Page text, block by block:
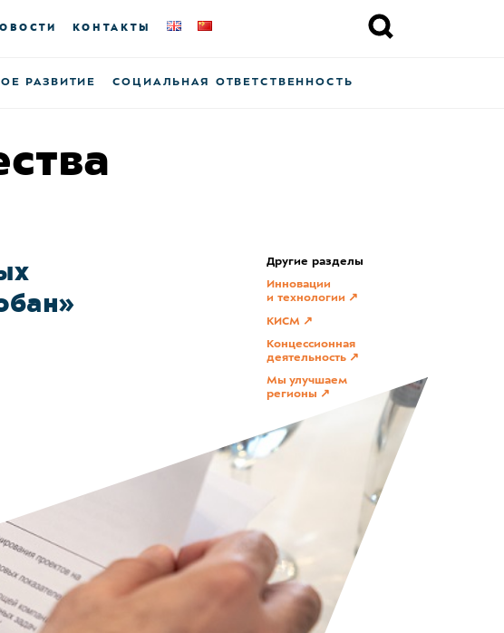
КОНТАКТЫ
РАЗВИТИЕ СОЦИАЛЬНАЯ ОТВЕТСТВЕННОСТЬ
Другие разделы
Инновации
и технологии
КИСМ
Концессионная
деятельность
Мы улучшаем
регионы